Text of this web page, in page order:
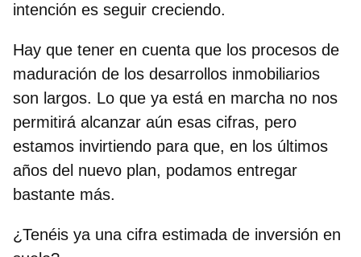
intención es seguir creciendo.
Hay que tener en cuenta que los procesos de
maduración de los desarrollos inmobiliarios
son largos. Lo que ya está en marcha no nos
permitirá alcanzar aún esas cifras, pero
estamos invirtiendo para que, en los últimos
años del nuevo plan, podamos entregar
bastante más.
¿Tenéis ya una cifra estimada de inversión en